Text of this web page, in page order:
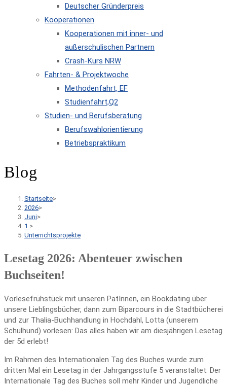
Deutscher Gründerpreis
Kooperationen
Kooperationen mit inner- und
außerschulischen Partnern
Crash-Kurs NRW
Fahrten- & Projektwoche
Methodenfahrt, EF
Studienfahrt,Q2
Studien- und Berufsberatung
Berufswahlorientierung
Betriebspraktikum
Blog
Startseite>
2026>
Juni>
1. >
Unterrichtsprojekte
Lesetag 2026: Abenteuer zwischen
Buchseiten!
Vorlesefrühstück mit unseren PatInnen, ein Bookdating über
unsere Lieblingsbücher, dann zum Biparcours in die Stadtbücherei
und zur Thalia-Buchhandlung in Hochdahl, Lotta (unserem
Schulhund) vorlesen: Das alles haben wir am diesjährigen Lesetag
der 5d erlebt!
Im Rahmen des Internationalen Tag des Buches wurde zum
dritten Mal ein Lesetag in der Jahrgangsstufe 5 veranstaltet. Der
Internationale Tag des Buches soll mehr Kinder und Jugendliche